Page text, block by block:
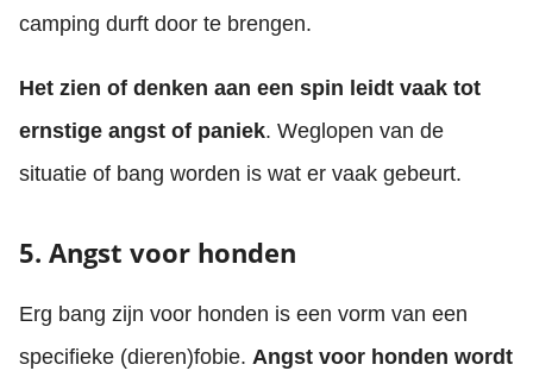
camping durft door te brengen.
Het zien of denken aan een spin leidt vaak tot
ernstige angst of paniek. Weglopen van de
situatie of bang worden is wat er vaak gebeurt.
5. Angst voor honden
Erg bang zijn voor honden is een vorm van een
specifieke (dieren)fobie. Angst voor honden wordt